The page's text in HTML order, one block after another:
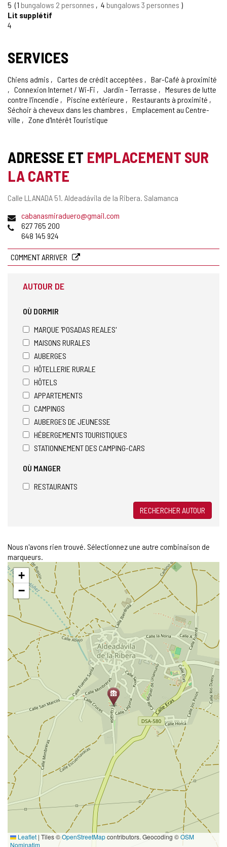
5
1 bungalows 2 personnes 4 bungalows 3 personnes
Lit supplétif
4
SERVICES
Chiens admis Cartes de crédit acceptées
Bar-Café à proximité
Connexion Internet / Wi-Fi
Jardin - Terrasse
Mesures de lutte
contre l'incendie
Piscine extérieure
Restaurants à proximité
Séchoir à cheveux dans les chambres
Emplacement au Centre-
ville
Zone d'Intérêt Touristique
ADRESSE ET EMPLACEMENT SUR
LA CARTE
Adresse
Calle LLANADA 51. Aldeadávila de la Ribera. Salamanca
Adresse
de
courrier
cabanasmiraduero@gmail.com
Téléphones
627 765 200
648 145 924
COMMENT ARRIVER
AUTOUR DE
OÙ DORMIR
MARQUE 'POSADAS REALES'
MAISONS RURALES
AUBERGES
HÔTELLERIE RURALE
HÔTELS
APPARTEMENTS
CAMPINGS
AUBERGES DE JEUNESSE
HÉBERGEMENTS TOURISTIQUES
STATIONNEMENT DES CAMPING-CARS
OÙ MANGER
RESTAURANTS
RECHERCHER AUTOUR
Nous n'avons rien trouvé. Sélectionnez une autre combinaison de
marqueurs.
Sauter
la
carte
+
−
Leaflet | Tiles ©OpenStreetMapcontributors. Geocoding ©OSM
Nominatim